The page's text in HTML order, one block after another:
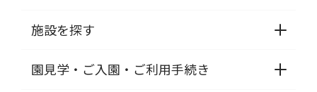
施設を探す
園見学・ご入園・ご利用手続き